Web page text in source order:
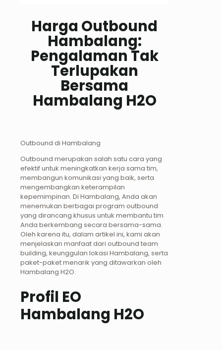
Harga Outbound
Hambalang:
Pengalaman Tak
Terlupakan
Bersama
Hambalang H2O
Outbound di Hambalang
Outbound merupakan salah satu cara yang
efektif untuk meningkatkan kerja sama tim,
membangun komunikasi yang baik, serta
mengembangkan keterampilan
kepemimpinan. Di Hambalang, Anda akan
menemukan berbagai program outbound
yang dirancang khusus untuk membantu tim
Anda berkembang secara bersama-sama.
Oleh karena itu, dalam artikel ini, kami akan
menjelaskan manfaat dari outbound team
building, keunggulan lokasi Hambalang, serta
paket-paket menarik yang ditawarkan oleh
Hambalang H2O.
Profil EO
Hambalang H2O